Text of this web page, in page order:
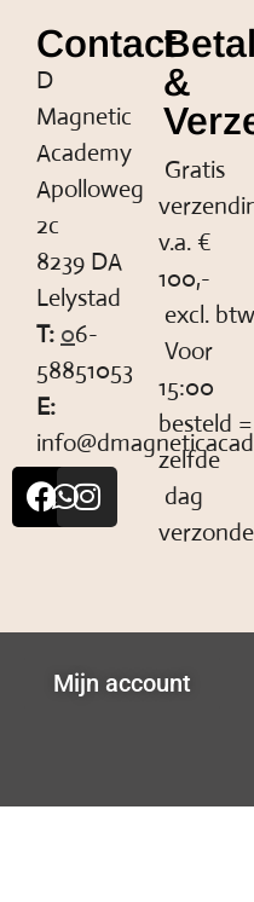
Contact
D
Magnetic
Academy
Apolloweg
2c
8239 DA
Lelystad
T: 06-
58851053
E:
&
Gratis
v.a. €
100,-
excl. btw
Voor
15:00
besteld =
zelfde
dag
Mijn account